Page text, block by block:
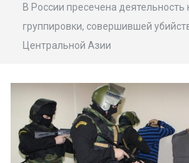
В России пресечена деятельность
группировки, совершившей
Центральной Азии